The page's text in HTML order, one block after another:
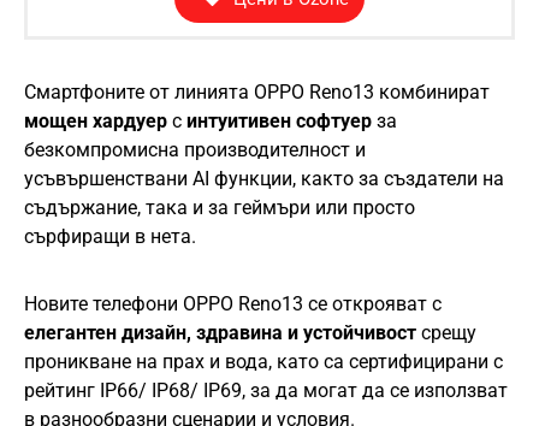
Смартфоните от линията OPPO Reno13 комбинират
мощен хардуер с интуитивен софтуер за
безкомпромисна производителност и
усъвършенствани AI функции, както за създатели на
съдържание, така и за геймъри или просто
сърфиращи в нета.
Новите телефони OPPO Reno13 се открояват с
елегантен дизайн, здравина и устойчивост срещу
проникване на прах и вода, като са сертифицирани с
рейтинг IP66/ IP68/ IP69, за да могат да се използват
в разнообразни сценарии и условия.